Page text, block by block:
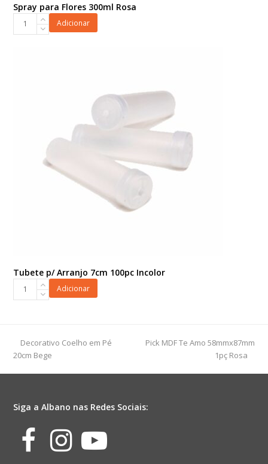
Spray para Flores 300ml Rosa
Spray
Adicionar
Tubete p/ Arranjo 7cm 100pc Incolor
Tubete
Incolor
quantidade
Adicionar
previous
post:
Decorativo Coelho em Pé
20cm Bege
next
Pick MDF Te Amo 58mmx87mm
1pç Rosa
Siga a Albano nas Redes Sociais:
Facebook
Instagram
Youtube